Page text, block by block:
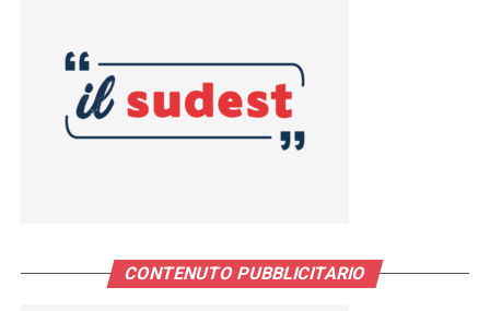
CONTENUTO PUBBLICITARIO